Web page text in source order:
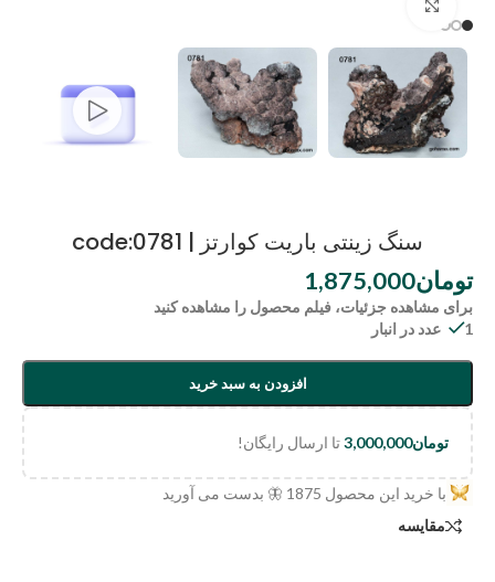
سنگ زینتی باریت کوارتز | code:0781
تومان1,875,000
برای مشاهده جزئیات، فیلم محصول را مشاهده کنید
1 عدد در انبار
افزودن به سبد خرید
تومان3,000,000تا ارسال رایگان!
با خرید این محصول 1875 🦋 بدست می آورید
مقایسه